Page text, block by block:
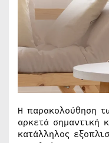
Η παρακολούθηση
αρκετά σημαντική
κατάλληλος